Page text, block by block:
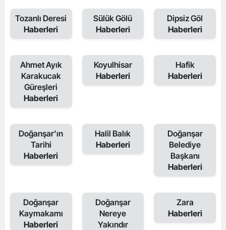
Tozanlı Deresi
Haberleri
Sülük Gölü
Haberleri
Dipsiz Göl
Haberleri
Ahmet Ayık
Karakucak
Güreşleri
Haberleri
Koyulhisar
Haberleri
Hafik
Haberleri
Doğanşar'ın
Tarihi
Haberleri
Halil Balık
Haberleri
Doğanşar
Belediye
Başkanı
Haberleri
Doğanşar
Kaymakamı
Haberleri
Doğanşar
Nereye
Yakındır
Zara
Haberleri